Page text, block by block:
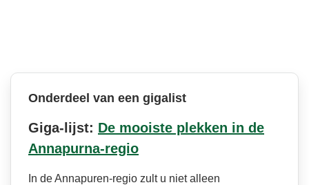
Onderdeel van een gigalist
Giga-lijst: De mooiste plekken in de
Annapurna-regio
In de Annapuren-regio zult u niet alleen